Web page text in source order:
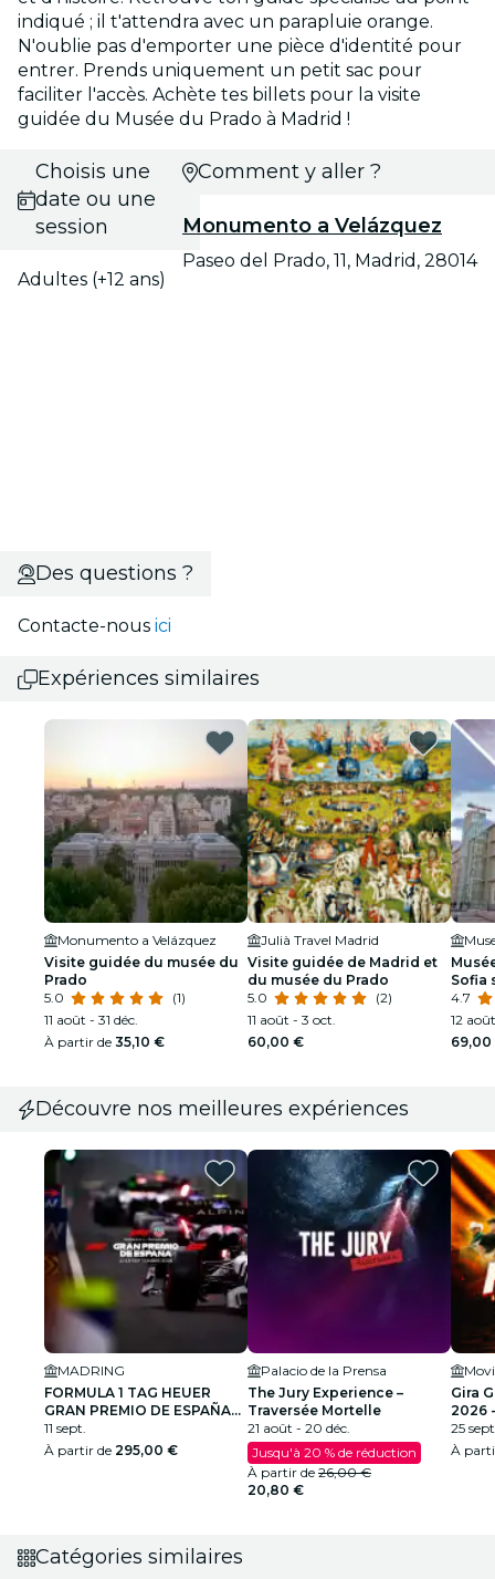
indiqué ; il t'attendra avec un parapluie orange.
N'oublie pas d'emporter une pièce d'identité pour
entrer. Prends uniquement un petit sac pour
faciliter l'accès. Achète tes billets pour la visite
guidée du Musée du Prado à Madrid !
Choisis une
date ou une
session
Adultes (+12 ans)
Comment y aller ?
Monumento a Velázquez
Paseo del Prado, 11, Madrid, 28014
Des questions ?
Contacte-nous ici
Expériences similaires
Monumento a Velázquez
Visite guidée du musée du
Prado
5.0
(1)
11 août - 31 déc.
À partir de 35,10 €
Julià Travel Madrid
Visite guidée de Madrid et
du musée du Prado
5.0
(2)
11 août - 3 oct.
60,00 €
Sofia
visite
4.7
12
Découvre nos meilleures expériences
MADRING
FORMULA 1 TAG HEUER
GRAN PREMIO DE ESPAÑA
2026
11 sept.
À partir de 295,00 €
Palacio de la Prensa
The Jury Experience –
Traversée Mortelle
21 août - 20 déc.
Jusqu'à 20 % de réduction
À partir de 26,00 €
20,80 €
Gira
2026
25
À
Catégories similaires